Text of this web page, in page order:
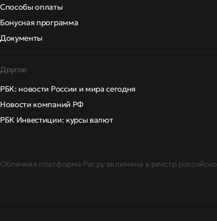
Способы оплаты
Бонусная программа
Документы
Другое
РБК: новости России и мира сегодня
Новости компаний РФ
РБК Инвестиции: курсы валют
Облачная платформа Рег.ру включена в реестр